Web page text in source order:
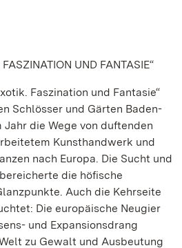
UND FANTASIE“
Faszination und Fantasie“
Schlösser und Gärten Baden-
die Wege von duftenden
Kunsthandwerk und
nach Europa. Die Sucht und
die höfische
Auch die Kehrseite
Die europäische Neugier
und Expansionsdrang
zu Gewalt und Ausbeutung